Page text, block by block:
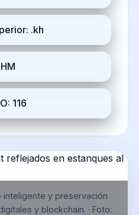
.kh
116
inteligente y preservación
y blockchain. · Foto: